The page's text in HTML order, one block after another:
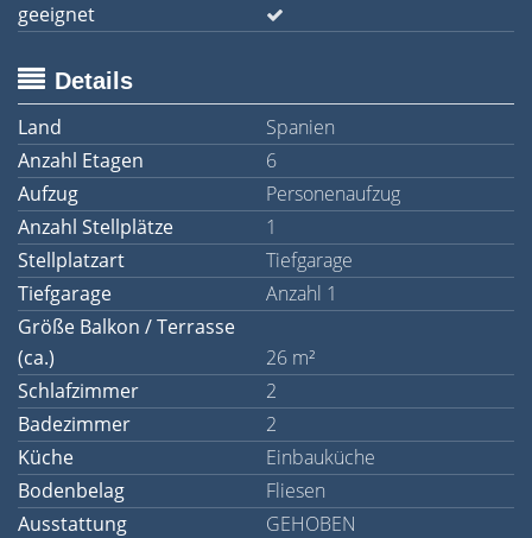
geeignet
Details
Land
Spanien
Anzahl Etagen
6
Aufzug
Personenaufzug
Anzahl Stellplätze
1
Stellplatzart
Tiefgarage
Tiefgarage
Anzahl 1
Größe Balkon / Terrasse
(ca.)
26 m²
Schlafzimmer
2
Badezimmer
2
Küche
Einbauküche
Bodenbelag
Fliesen
Ausstattung
GEHOBEN